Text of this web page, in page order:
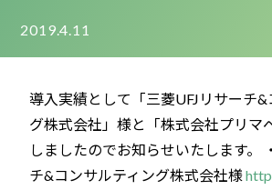
2019.4.11
導入実績として「三菱UFJリサーチ
グ株式会社」様と「株式会社プリマ
しましたのでお知らせいたします。
チ&コンサルティング株式会社様